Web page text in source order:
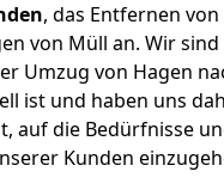
, das Entfernen
von Müll an. Wir
Umzug von Hagen
ist und haben uns
auf die Bedürfnisse
Kunden